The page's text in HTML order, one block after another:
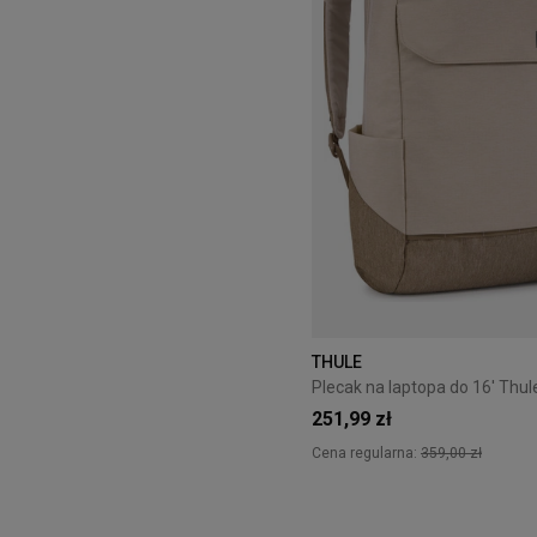
THULE
251,99 zł
Cena regularna: 359,00 zł